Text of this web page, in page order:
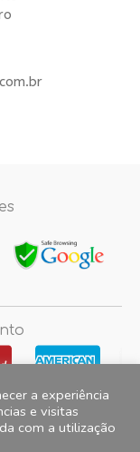
Magazine do
a experiência
e visitas
com a utilização